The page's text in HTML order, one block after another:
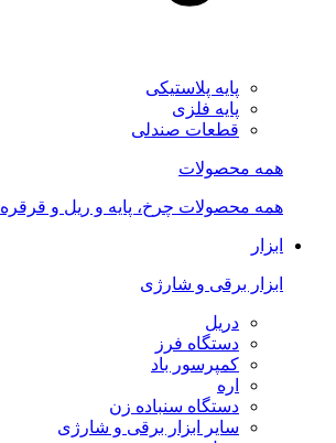
پایه پلاستیکی
پایه فلزی
قطعات صندلی
همه محصولات
همه محصولات چرخ، پایه و ریل و قرقره
ابزار
ابزار برقی و شارژی
دریل
دستگاه فرز
کمپرسور باد
اره
دستگاه سنباده زن
سایر ابزار برقی و شارژی